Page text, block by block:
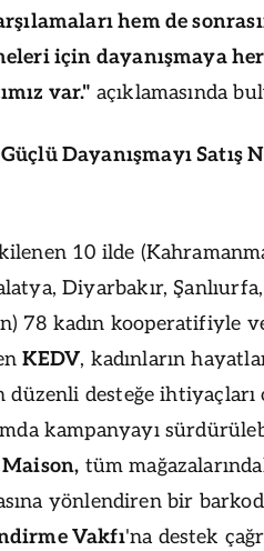
hem de
için dayanışmaya
var." açıklamasında
Dayanışmayı Satış
10 ilde
Diyarbakır,
78 kadın kooperatifiyle
KEDV, kadınların
desteğe ihtiyaçları
kampanyayı
tüm
yönlendiren bir
Vakfı'na destek